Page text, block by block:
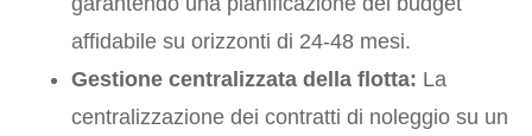
affidabile su orizzonti di 24-48 mesi.
Gestione centralizzata della flotta: La
centralizzazione dei contratti di noleggio su un